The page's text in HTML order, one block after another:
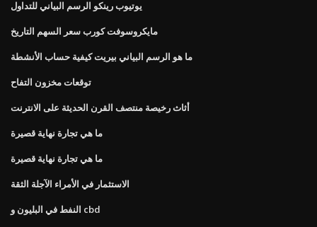
يوتيوب رينكو الرسم البياني للتداول
مايكروسوفت كورب سعر السهم التاريخ
ما هو الرسم البياني بيريت كيفية حساب الأنشطة
توقعات مخزون التفاح
أثاث رخيصة منتصف القرن الحديثة على الانترنت
ما هي تجارة نهاية قصيرة
ما هي تجارة نهاية قصيرة
الاستثمار في الأمراء الآجلة الثقة
النفط في البليون و cbd